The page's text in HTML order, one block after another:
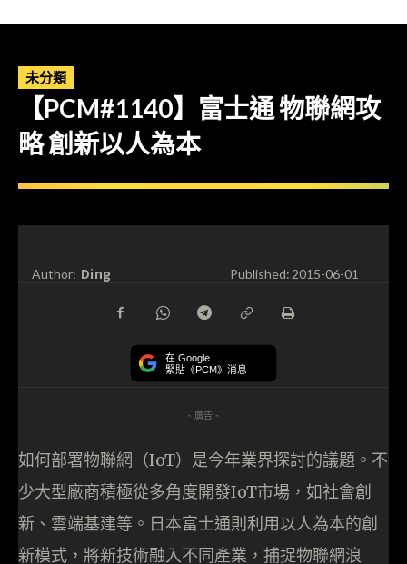
未分類
【PCM#1140】富士通 物聯網攻
略 創新以人為本
Author: Ding Published:2015-06-01
在 Google
緊貼《PCM》消息
- 廣告 -
如何部署物聯網（IoT）是今年業界探討的議題。不
少大型廠商積極從多角度開發IoT市場，如社會創
新、雲端基建等。日本富士通則利用以人為本的創
新模式，將新技術融入不同產業，捕捉物聯網浪